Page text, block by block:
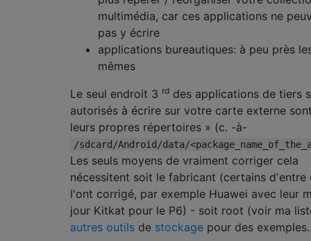
multimédia, car ces applications ne
pas y écrire
applications bureautiques: à peu près
mêmes
Le seul endroit 3 rd des applications de tiers
autorisés à écrire sur votre carte externe
leurs propres répertoires » (c. -à-
/sdcard/Android/data/
Les seuls moyens de vraiment corriger cela
nécessitent soit le fabricant (certains d'entre
l'ont corrigé, par exemple Huawei avec leur
jour Kitkat pour le P6) - soit root (voir ma
autres outils de stockage pour des exemples.